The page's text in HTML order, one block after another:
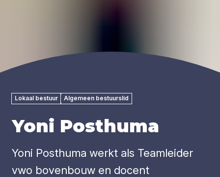
Lokaal bestuur Algemeen bestuurslid
Yoni Posthuma
Yoni Posthuma werkt als Teamleider
vwo bovenbouw en docent